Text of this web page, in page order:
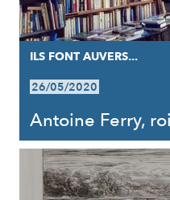
ILS FONT AUVERS...
26/05/2020
Antoine Ferry,